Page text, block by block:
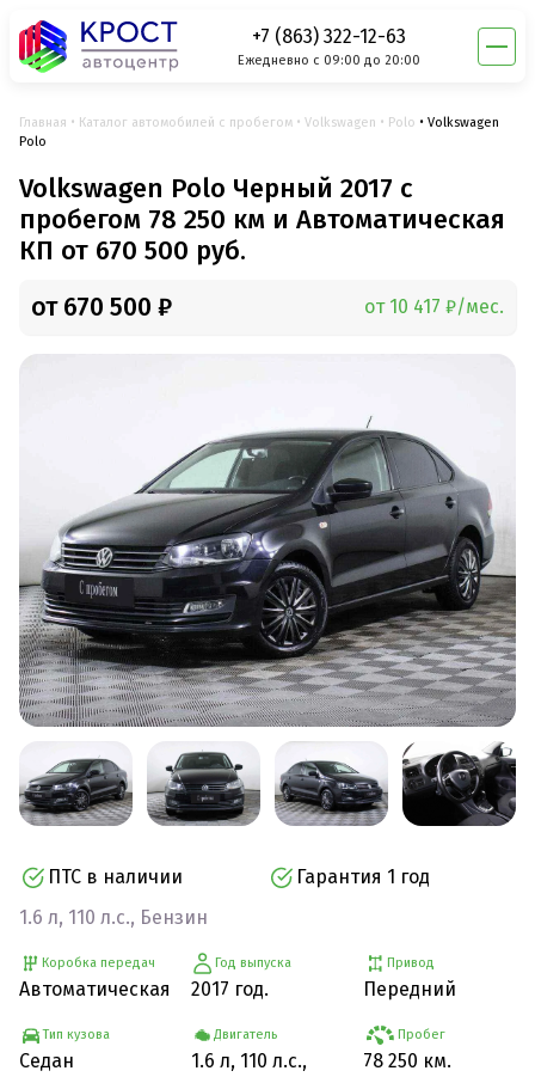
+7 (863) 322-12-63
Ежедневно с 09:00 до 20:00
Главная Каталог автомобилей с пробегом Volkswagen Polo
Volkswagen
Polo
Volkswagen Polo Черный 2017 с
пробегом 78 250 км и Автоматическая
КП от 670 500 руб.
от 670 500 ₽ от 10 417 ₽/мес.
ПТС в наличии
Гарантия 1 год
1.6 л, 110 л.с., Бензин
Коробка передач
Автоматическая
Тип кузова
Седан
Год выпуска
2017 год.
Двигатель
1.6 л, 110 л.с.,
Привод
Передний
Пробег
78 250 км.